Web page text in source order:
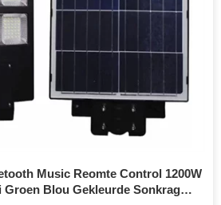
Music Reomte Control 1200W
Groen Blou Gekleurde Sonkrag